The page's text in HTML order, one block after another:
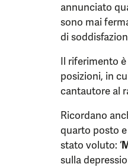
annunciato
sono mai
di
Il riferimento
posizioni, in
cantautore al
Ricordano
quarto posto e
stato voluto: ‘
sulla